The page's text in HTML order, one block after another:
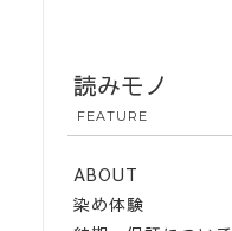
読みモノ
FEATURE
ABOUT
染め体験